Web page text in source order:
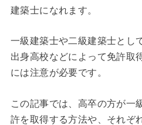
建築士になれます。
一級建築士や二級建築士とし
出身高校などによって免許取
には注意が必要です。
この記事では、高卒の方が一
許を取得する方法や、それぞ